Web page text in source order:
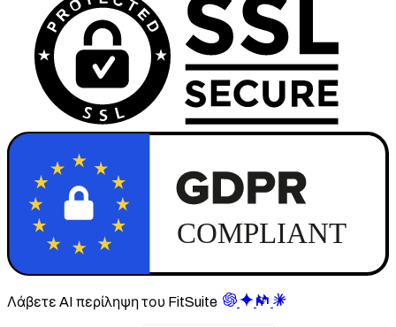
Λάβετε AI περίληψη του FitSuite